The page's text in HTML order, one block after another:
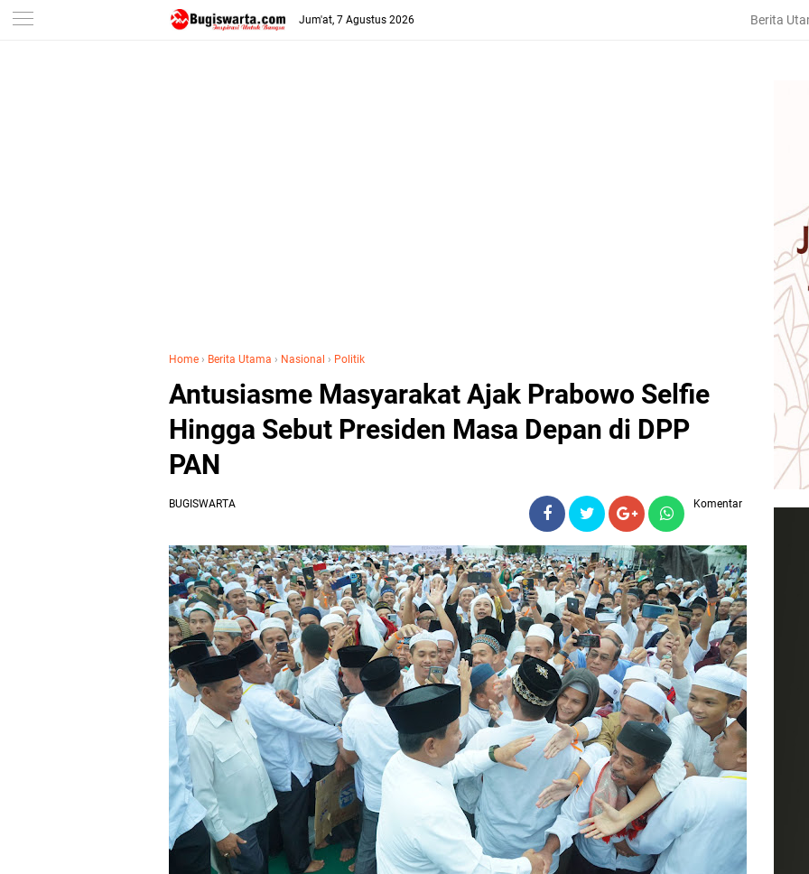
-->
Jum'at, 7 Agustus 2026 Berita
Home › Berita Utama › Nasional › Politik
Antusiasme Masyarakat Ajak Prabowo Selfie
Hingga Sebut Presiden Masa Depan di DPP
PAN
BUGISWARTA Komentar